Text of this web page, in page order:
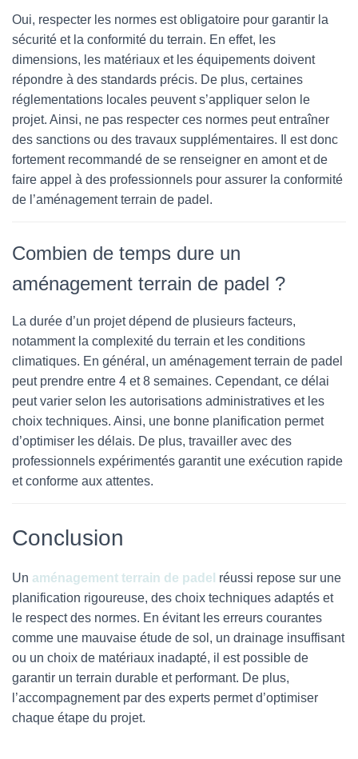
Oui, respecter les normes est obligatoire pour garantir la
sécurité et la conformité du terrain. En effet, les
dimensions, les matériaux et les équipements doivent
répondre à des standards précis. De plus, certaines
réglementations locales peuvent s’appliquer selon le
projet. Ainsi, ne pas respecter ces normes peut entraîner
des sanctions ou des travaux supplémentaires. Il est donc
fortement recommandé de se renseigner en amont et de
faire appel à des professionnels pour assurer la conformité
de l’aménagement terrain de padel.
Combien de temps dure un
aménagement terrain de padel ?
La durée d’un projet dépend de plusieurs facteurs,
notamment la complexité du terrain et les conditions
climatiques. En général, un aménagement terrain de padel
peut prendre entre 4 et 8 semaines. Cependant, ce délai
peut varier selon les autorisations administratives et les
choix techniques. Ainsi, une bonne planification permet
d’optimiser les délais. De plus, travailler avec des
professionnels expérimentés garantit une exécution rapide
et conforme aux attentes.
Conclusion
Un aménagement terrain de padel réussi repose sur une
planification rigoureuse, des choix techniques adaptés et
le respect des normes. En évitant les erreurs courantes
comme une mauvaise étude de sol, un drainage insuffisant
ou un choix de matériaux inadapté, il est possible de
garantir un terrain durable et performant. De plus,
l’accompagnement par des experts permet d’optimiser
chaque étape du projet.